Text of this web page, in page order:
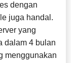
dengan
juga handal.
yang
dalam 4 bulan
menggunakan